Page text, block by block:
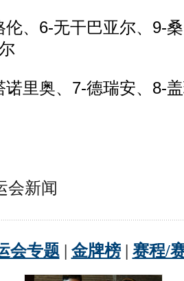
6-无干巴亚尔、9-桑
奥、7-德瑞安、8-盖
会新闻